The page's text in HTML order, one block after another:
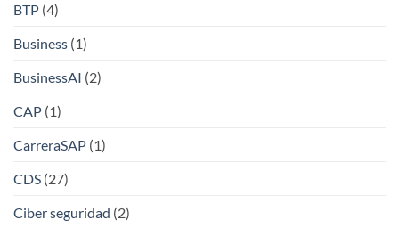
BTP (4)
Business (1)
BusinessAI (2)
CAP (1)
CarreraSAP (1)
CDS (27)
Ciber seguridad (2)